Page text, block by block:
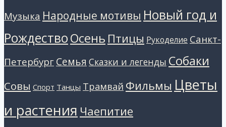
Музыка Народные мотивы Новый год и
РождествоОсень Птицы Рукоделие Санкт-
ПетербургСемья Сказки и легенды Собаки
Совы Спорт Танцы Трамвай Фильмы Цветы
и растения Чаепитие